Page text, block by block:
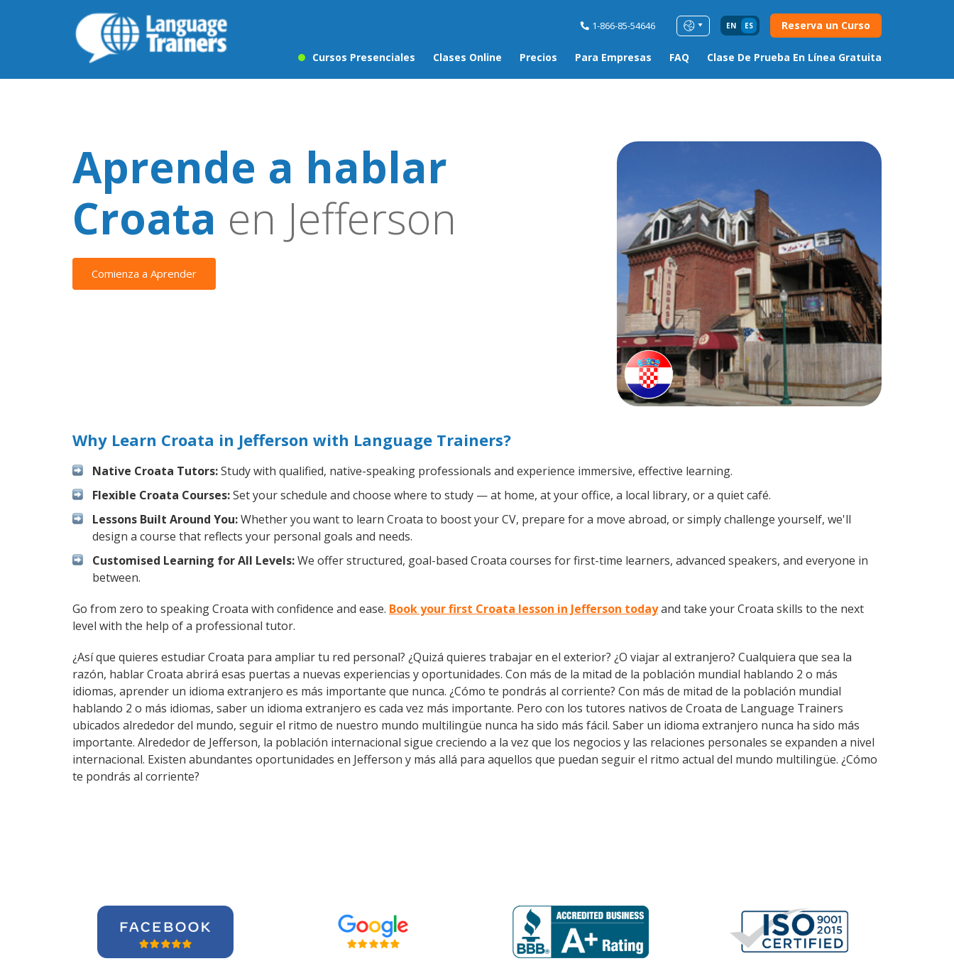
1-866-85-54646 EN ES Reserva un Curso
Cursos Presenciales Clases Online Precios Para Empresas FAQ Clase De Prueba En Línea Gratuita
Aprende a hablar
Croata en Jefferson
Comienza a Aprender
Why Learn Croata in Jefferson with Language Trainers?
Native Croata Tutors:Study with qualified, native-speaking professionals and experience immersive, effective learning.
Flexible Croata Courses:Set your schedule and choose where to study — at home, at your office, a local library, or a quiet café.
Lessons Built Around You:Whether you want to learn Croata to boost your CV, prepare for a move abroad, or simply challenge yourself, we'll
design a course that reflects your personal goals and needs.
Customised Learning for All Levels:We offer structured, goal-based Croata courses for first-time learners, advanced speakers, and everyone in
between.
Go from zero to speaking Croata with confidence and ease. Book your first Croata lesson in Jefferson todayand take your Croata skills to the next
level with the help of a professional tutor.
¿Así que quieres estudiar Croata para ampliar tu red personal? ¿Quizá quieres trabajar en el exterior? ¿O viajar al extranjero? Cualquiera que sea la
razón, hablar Croata abrirá esas puertas a nuevas experiencias y oportunidades. Con más de la mitad de la población mundial hablando 2 o más
idiomas, aprender un idioma extranjero es más importante que nunca. ¿Cómo te pondrás al corriente? Con más de mitad de la población mundial
hablando 2 o más idiomas, saber un idioma extranjero es cada vez más importante. Pero con los tutores nativos de Croata de Language Trainers
ubicados alrededor del mundo, seguir el ritmo de nuestro mundo multilingüe nunca ha sido más fácil. Saber un idioma extranjero nunca ha sido más
importante. Alrededor de Jefferson, la población internacional sigue creciendo a la vez que los negocios y las relaciones personales se expanden a nivel
internacional. Existen abundantes oportunidades en Jefferson y más allá para aquellos que puedan seguir el ritmo actual del mundo multilingüe. ¿Cómo
te pondrás al corriente?